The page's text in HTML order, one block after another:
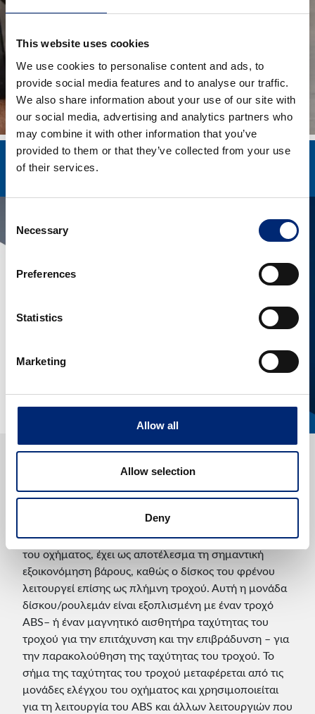
This website uses cookies
We use cookies to personalise content and ads, to
provide social media features and to analyse our traffic.
We also share information about your use of our site with
our social media, advertising and analytics partners who
may combine it with other information that you’ve
provided to them or that they’ve collected from your use
of their services.
Selection
Necessary
Preferences
Statistics
Marketing
Allow all
Allow selection
Deny
Δίσκοι φρένων με Ενσωματωμένα
και η Peugeot/Citroën – χρησιμοποιούν δίσκους
φρένων με ενσωματωμένο ρουλεμάν τροχού στον
Το κιτ αυτό, που καθιερώθηκε από τον κατασκευαστή
του οχήματος, έχει ως αποτέλεσμα τη σημαντική
εξοικονόμηση βάρους, καθώς ο δίσκος του φρένου
λειτουργεί επίσης ως πλήμνη τροχού. Αυτή η μονάδα
δίσκου/ρουλεμάν είναι εξοπλισμένη με έναν τροχό
ABS– ή έναν μαγνητικό αισθητήρα ταχύτητας του
τροχού για την επιτάχυνση και την επιβράδυνση – για
την παρακολούθηση της ταχύτητας του τροχού. Το
σήμα της ταχύτητας του τροχού μεταφέρεται από τις
μονάδες ελέγχου του οχήματος και χρησιμοποιείται
για τη λειτουργία του ABS και άλλων λειτουργιών που